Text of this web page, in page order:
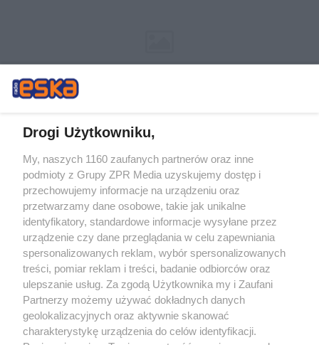
Żaden utwór zamieszczony w serwisie nie może być powielany i
rozpowszechniany lub dalej rozpowszechniany w jakikolwiek sposób (w
tym także elektroniczny lub mechaniczny) na jakimkolwiek polu
eksploatacji w jakiejkolwiek formie, włącznie z umieszczaniem w Internecie
bez pisemnej zgody właściciela praw. Jakiekolwiek użycie lub
wykorzystanie utworów w całości lub w części z naruszeniem prawa, tzn.
bez właściwej zgody, jest zabronione pod groźbą kary i może być ścigane
prawnie.
Drogi Użytkowniku,
My, naszych 1160 zaufanych partnerów oraz inne
podmioty z Grupy ZPR Media uzyskujemy dostęp i
przechowujemy informacje na urządzeniu oraz
przetwarzamy dane osobowe, takie jak unikalne
identyfikatory, standardowe informacje wysyłane przez
urządzenie czy dane przeglądania w celu zapewniania
spersonalizowanych reklam, wybór spersonalizowanych
treści, pomiar reklam i treści, badanie odbiorców oraz
ulepszanie usług. Za zgodą Użytkownika my i Zaufani
Partnerzy możemy używać dokładnych danych
geolokalizacyjnych oraz aktywnie skanować
charakterystykę urządzenia do celów identyfikacji.